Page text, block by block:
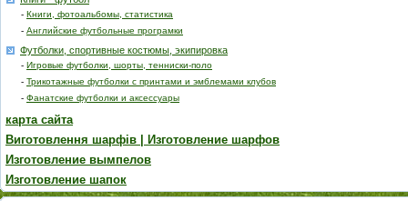
- Книги, фотоальбомы, статистика
- Английские футбольные програмки
Футболки, спортивные костюмы, экипировка
- Игровые футболки, шорты, тенниски-поло
- Трикотажные футболки с принтами и эмблемами клубов
- Фанатские футболки и аксессуары
карта сайта
Виготовлення шарфів | Изготовление шарфов
Изготовление вымпелов
Изготовление шапок